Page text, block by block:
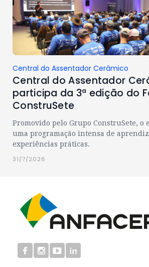
Central do Assentador Cerâmico
Central do Assentador
participa da 3ª edição do
ConstruSete
Promovido pelo Grupo ConstruSete, o
uma programação intensa de
experiências práticas.
31/7/2026